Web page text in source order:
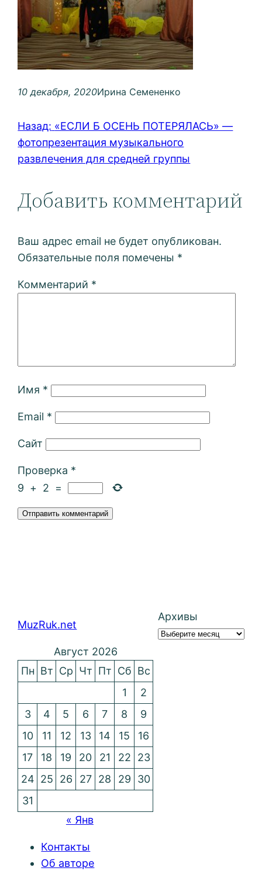
10 декабря, 2020Ирина Семененко
Назад: «ЕСЛИ Б ОСЕНЬ ПОТЕРЯЛАСЬ» —
фотопрезентация музыкального
развлечения для средней группы
Добавить комментарий
Ваш адрес email не будет опубликован.
Обязательные поля помечены *
Комментарий *
Имя *
Email *
Сайт
Проверка *
9 + 2 =
MuzRuk.net
Архивы
Август 2026
Пн Вт Ср Чт Пт Сб Вс
1
2
3
4 5 6 7 8
9
10
11 12 13 14 15
16
17
18 19 20 21 22
23
24 25 26 27 28 29
30
31
« Янв
Контакты
Об авторе